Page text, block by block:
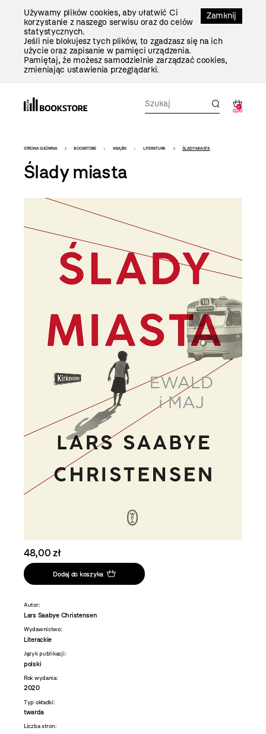
Zamknij
Używamy plików cookies, aby ułatwić Ci
korzystanie z naszego serwisu oraz do celów
statystycznych.
Jeśli nie blokujesz tych plików, to zgadzasz się na ich
użycie oraz zapisanie w pamięci urządzenia.
Pamiętaj, że możesz samodzielnie zarządzać cookies,
zmieniając ustawienia przeglądarki.
0
0,00
Bookstore
-
szablon
szczegóły
STRONA GŁÓWNA BOOKSTORE KSIĄŻKI LITERATURA ŚLADY MIASTA
Ślady miasta
48,00 zł
Dodaj do koszyka
Autor:
Lars Saabye Christensen
Wydawnictwo:
Literackie
Język publikacji:
polski
Rok wydania:
2020
Typ okładki:
twarda
Liczba stron: